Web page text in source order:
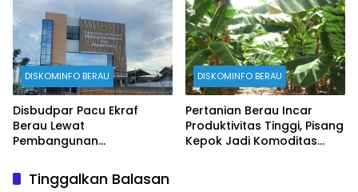
DISKOMINFO BERAU
Disbudpar Pacu Ekraf
Berau Lewat
Pembangunan
DISKOMINFO BERAU
Pertanian Berau Incar
Produktivitas Tinggi, Pisang
Kepok Jadi Komoditas
Tinggalkan Balasan